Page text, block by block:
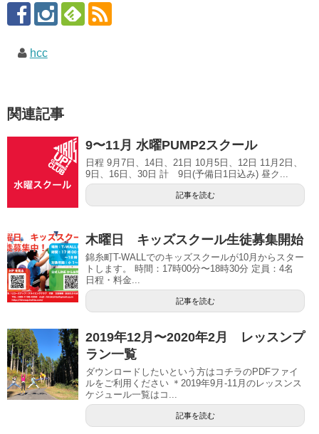
hcc
関連記事
9〜11月 水曜PUMP2スクール
日程 9月7日、14日、21日 10月5日、12日 11月2日、
9日、16日、30日 計 9日(予備日1日込み) 昼ク...
記事を読む
木曜日 キッズスクール生徒募集開始
錦糸町T-WALLでのキッズスクールが10月からスター
トします。 時間：17時00分〜18時30分 定員：4名
日程・料金...
記事を読む
2019年12月〜2020年2月 レッスンプ
ラン一覧
ダウンロードしたいという方はコチラのPDFファイ
ルをご利用ください ＊2019年9月-11月のレッスンス
ケジュール一覧はコ...
記事を読む